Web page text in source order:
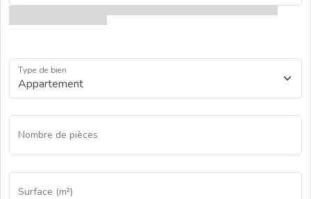
Type de bien
Nombre de pièces
Surface (m²)